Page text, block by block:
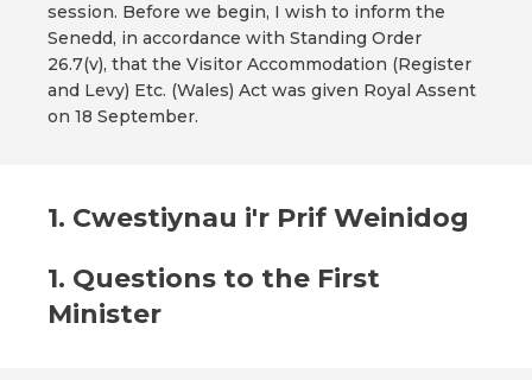
session. Before we begin, I wish to inform the
Senedd, in accordance with Standing Order
26.7(v), that the Visitor Accommodation (Register
and Levy) Etc. (Wales) Act was given Royal Assent
on 18 September.
1. Cwestiynau i'r Prif Weinidog
1. Questions to the First
Minister